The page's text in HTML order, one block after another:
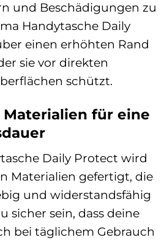
und Beschädigungen zu
Handytasche Daily
einen erhöhten Rand
sie vor direkten
schützt.
für eine
Daily Protect wird
Materialien gefertigt, die
und widerstandsfähig
sicher sein, dass deine
bei täglichem Gebrauch